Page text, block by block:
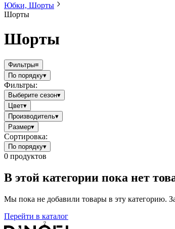
Юбки, Шорты
Шорты
Шорты
Фильтры≡
По порядку▾
Фильтры:
Выберите сезон▾
Цвет▾
Производитель▾
Размер▾
Сортировка:
По порядку▾
0 продуктов
В этой категории пока нет
Мы пока не добавили товары в эту категорию.
Перейти в каталог